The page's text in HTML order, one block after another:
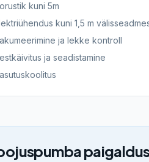
kuni 5m
kuni 1,5 m
ja lekke kontroll
ja seadistamine